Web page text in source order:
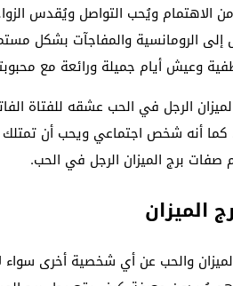
من الاهتمام ويُحب التواصل ويُقدس
إلى الرومانسية والمفاجآت بشكل
وعيش أيام جميلة ورائعة مع
الرجل في الحب عشقه للفتاة
كما أنه شخص اجتماعي ويحب أن تمتلك
برج الميزان الرجل في الحب.
الميزان
والحب عن أي شخصية أخرى سواء